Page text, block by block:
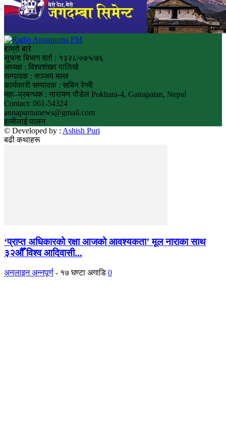
हाम्रो बारे
सुचना बिभाग दर्ता : १३२८/०७५/७६
अध्यक्ष : विश्वशंखर पालिखे
सम्पादक : सञ्जय मल्ल
कार्यकारी सम्पादक : सबिन रेग्मी
महा–प्रबन्धक : नारायण पौडेल Pokhara-4, Gairapatan, Nepal
Contact: 061-54324
annapurnanews@gmail.com
हामीलाई पालन
© Developed by : Ashish Puri
बढी कथाहरू
‘प्राप्त अधिकारको रक्षा आजको आवश्यकता’ मूल नाराका साथ
३२औँ विश्व आदिवासी...
अनलाइन अन्नपूर्ण - १७ घण्टा अगाडि 0